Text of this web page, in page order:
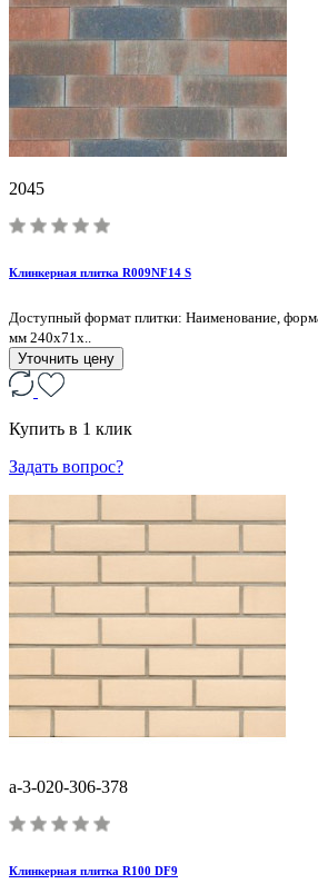
2045
Клинкерная плитка R009NF14 S
Доступный формат плитки: Наименование,
мм 240x71x..
Уточнить цену
Купить в 1 клик
Задать вопрос?
a-3-020-306-378
Клинкерная плитка R100 DF9